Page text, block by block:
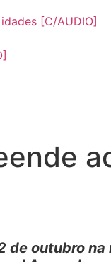
[C/AUDIO]
outubro na